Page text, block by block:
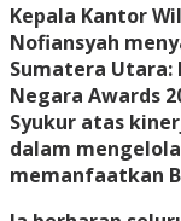
Kepala Kantor
Nofiansyah
Sumatera Utara:
Negara Awards
Syukur atas
dalam
memanfaatkan